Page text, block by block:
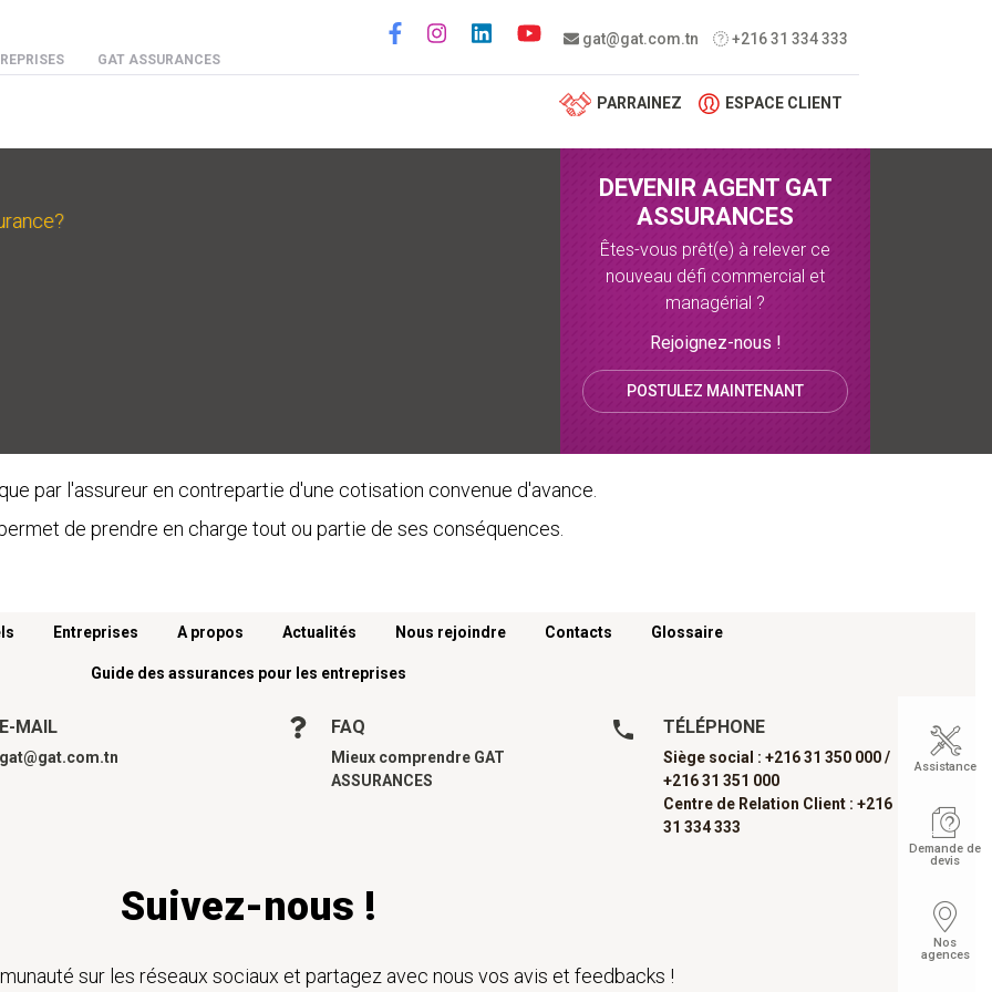
GAT ASSURANCES
gat@gat.com.tn +216 31 334 333
Social menu
PARRAINEZ ESPACE CLIENT
DEVENIR AGENT GAT
ASSURANCES
Êtes-vous prêt(e) à relever ce
nouveau défi commercial et
managérial ?
Rejoignez-nous !
POSTULEZ MAINTENANT
par l'assureur en contrepartie d'une cotisation convenue d'avance.
de prendre en charge tout ou partie de ses conséquences.
Entreprises A propos Actualités Nous rejoindre Contacts Glossaire
Guide des assurances pour les entreprises
E-MAIL
gat@gat.com.tn
FAQ
Mieux comprendre GAT
ASSURANCES
TÉLÉPHONE
Siège social : +216 31 350 000 /
+216 31 351 000
Centre de Relation Client : +216
31 334 333
Suivez-nous !
sur les réseaux sociaux et partagez avec nous vos avis et feedbacks !
Assistance
Demande de
devis
Nos
agences